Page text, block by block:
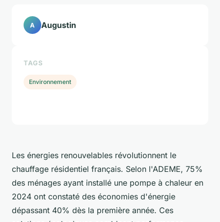
Les énergies renouvelables révolutionnent le
chauffage résidentiel français. Selon l'ADEME, 75%
des ménages ayant installé une pompe à chaleur en
2024 ont constaté des économies d'énergie
dépassant 40% dès la première année. Ces
A Augustin
TAGS
Environnement